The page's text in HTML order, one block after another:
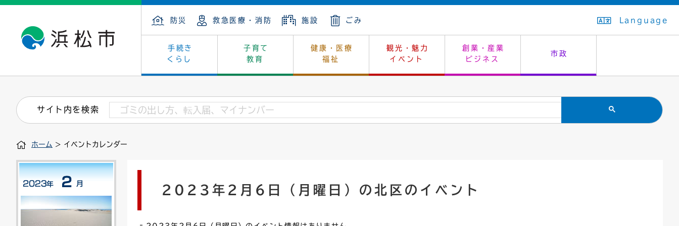
防災 救急医療・消防 施設 ごみ Language
手続き
くらし
子育て
教育
健康・医療
福祉
観光・魅力
イベント
創業・産業
ビジネス
市政
戸籍・住民の手続き 保険・年金 上下水道 生活排水
住まい・建築 墓地・斎場 消費生活 市民安全
税金
道路・交通・河川
印鑑登録証明書 戸籍謄本・抄本 住所変更
子育て・青少年・若者 教育 生涯学習 教育委員会
看護専門学校 学級閉鎖 幼稚園一覧 入学式・卒業式
小学校一覧
健康・医療 福祉 休日当番医 救急・夜間診療
介護保険 保健所 感染症
文化・芸術 文化財 レジャー・スポーツ 施設予約（まつぼっくり）
浜松・浜名湖だいすきネット はじめよう、ハマライフ はたちの集い
産業振興 カーボンニュートラル 土地 指定管理者制度
発注情報(入札・契約) 福祉・介護 環境対策 公共事業の技術監理
募集
市の概要 庁舎案内 市長の部屋 議会
外郭団体 統計 選挙 オープンデータ
職員採用
行政区
会議 情報公開・個人情報 監査
サイト内を検索
ホーム > イベントカレンダー
2023年2月6日（月曜日）の北区のイベント